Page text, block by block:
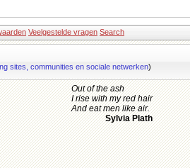
Veelgestelde vragen Search
sites, communities en sociale netwerken)
Out of the ash
I rise with my red hair
And eat men like air.
Sylvia Plath